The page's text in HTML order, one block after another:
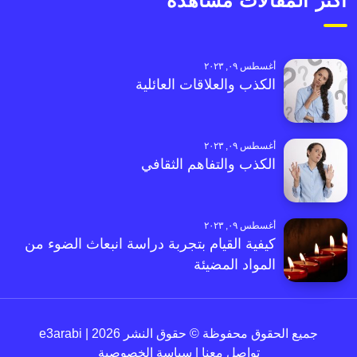
أغسطس ٠٩, ٢٠٢٣
الكذب والعلاقات العائلية
أغسطس ٠٩, ٢٠٢٣
الكذب والتفاهم الثقافي
أغسطس ٠٩, ٢٠٢٣
كيفية القيام بتجربة دراسة انبعاث الضوء من
المواد المضيئة
جميع الحقوق محفوظة © حقوق النشر 2026 | e3arabi
تواصل معنا
سياسة الخصوصية